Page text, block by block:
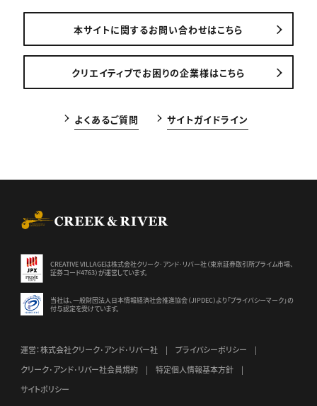
本サイトに関するお問い合わせはこちら
クリエイティブでお困りの企業様はこちら
よくあるご質問 サイトガイドライン
CREATIVE VILLAGEは株式会社クリーク･アンド･リバー社（東京証券取引所プライム市場、
証券コード4763）が運営しています。
当社は、一般財団法人日本情報経済社会推進協会（JIPDEC）より 「プライバシーマーク」の
付与認定を受けています。
運営：株式会社クリーク･アンド･リバー社
プライバシーポリシー
クリーク･アンド･リバー社会員規約
特定個人情報基本方針
サイトポリシー